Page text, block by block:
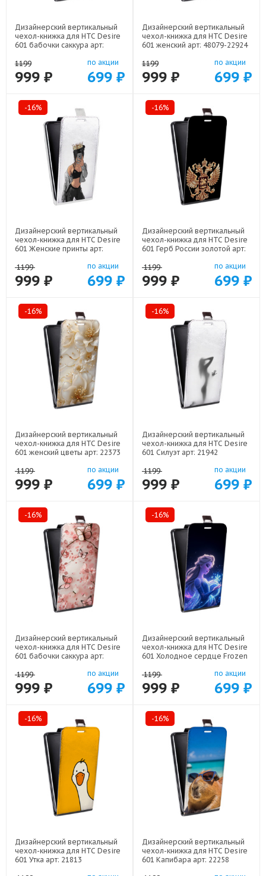
Дизайнерский вертикальный
чехол-книжка для HTC Desire
601 бабочки саккура арт:
1199
999 ₽
по акции
699 ₽
Дизайнерский вертикальный
чехол-книжка для HTC Desire
601 женский арт: 48079-22924
1199
999 ₽
по акции
699 ₽
-16%
Дизайнерский вертикальный
чехол-книжка для HTC Desire
601 Женские принты арт:
1199
999 ₽
по акции
699 ₽
-16%
Дизайнерский вертикальный
чехол-книжка для HTC Desire
601 Герб России золотой арт:
1199
999 ₽
по акции
699 ₽
-16%
Дизайнерский вертикальный
чехол-книжка для HTC Desire
601 женский цветы арт: 22373
1199
999 ₽
по акции
699 ₽
-16%
Дизайнерский вертикальный
чехол-книжка для HTC Desire
601 Силуэт арт: 21942
1199
999 ₽
по акции
699 ₽
-16%
Дизайнерский вертикальный
чехол-книжка для HTC Desire
601 бабочки саккура арт:
1199
999 ₽
по акции
699 ₽
-16%
Дизайнерский вертикальный
чехол-книжка для HTC Desire
601 Холодное сердце Frozen
1199
999 ₽
по акции
699 ₽
-16%
Дизайнерский вертикальный
чехол-книжка для HTC Desire
601 Утка арт: 21813
-16%
Дизайнерский вертикальный
чехол-книжка для HTC Desire
601 Капибара арт: 22258